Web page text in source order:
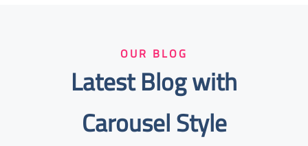
OUR BLOG
Latest Blog with
Carousel Style